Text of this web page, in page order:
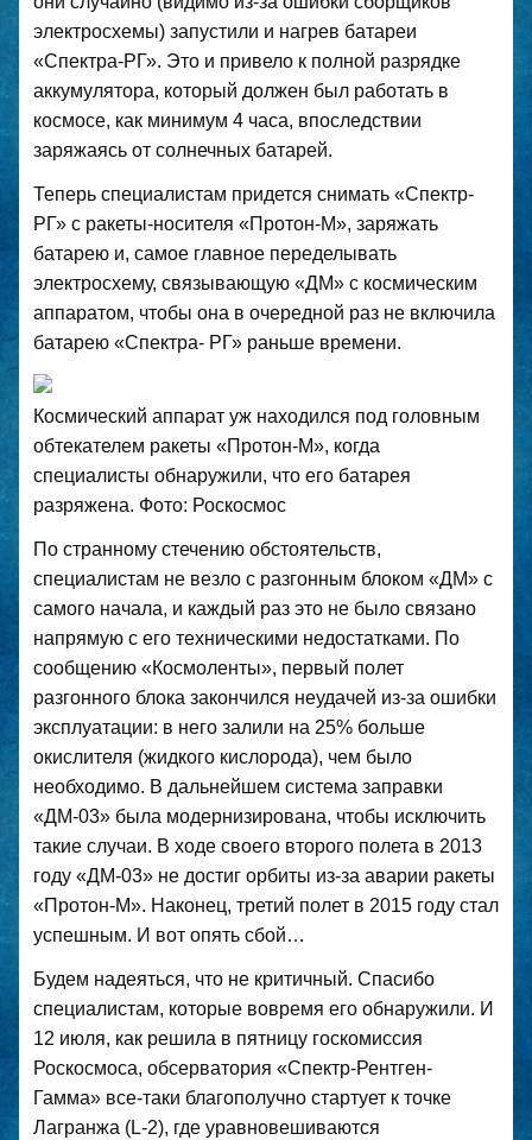
электросхемы) запустили и нагрев батареи
«Спектра-РГ». Это и привело к полной разрядке
аккумулятора, который должен был работать в
космосе, как минимум 4 часа, впоследствии
заряжаясь от солнечных батарей.
Теперь специалистам придется снимать «Спектр-
РГ» с ракеты-носителя «Протон-М», заряжать
батарею и, самое главное переделывать
электросхему, связывающую «ДМ» с космическим
аппаратом, чтобы она в очередной раз не включила
батарею «Спектра- РГ» раньше времени.
Космический аппарат уж находился под головным
обтекателем ракеты «Протон-М», когда
специалисты обнаружили, что его батарея
разряжена. Фото: Роскосмос
По странному стечению обстоятельств,
специалистам не везло с разгонным блоком «ДМ» с
самого начала, и каждый раз это не было связано
напрямую с его техническими недостатками. По
сообщению «Космоленты», первый полет
разгонного блока закончился неудачей из-за ошибки
эксплуатации: в него залили на 25% больше
окислителя (жидкого кислорода), чем было
необходимо. В дальнейшем система заправки
«ДМ-03» была модернизирована, чтобы исключить
такие случаи. В ходе своего второго полета в 2013
году «ДМ-03» не достиг орбиты из-за аварии ракеты
«Протон-М». Наконец, третий полет в 2015 году стал
успешным. И вот опять сбой…
Будем надеяться, что не критичный. Спасибо
специалистам, которые вовремя его обнаружили. И
12 июля, как решила в пятницу госкомиссия
Роскосмоса, обсерватория «Спектр-Рентген-
Гамма» все-таки благополучно стартует к точке
Лагранжа (L-2), где уравновешиваются